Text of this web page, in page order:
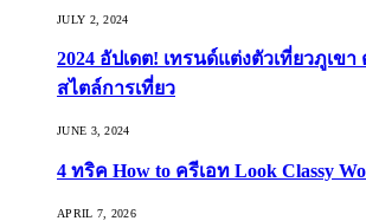
JULY 2, 2024
2024 อัปเดต! เทรนด์แต่งตัวเที่ยวภูเข
สไตล์การเที่ยว
JUNE 3, 2024
4 ทริค How to ครีเอท Look Classy
APRIL 7, 2026